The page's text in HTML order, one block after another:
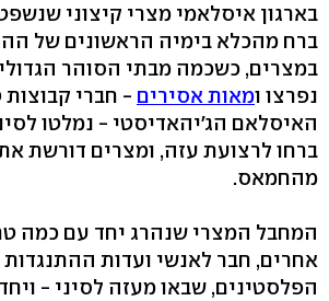
בארגון איסלאמי מצרי קיצוני
ברח מהכלא בימיה הראשונים של
במצרים, כשכמה מבתי הסוהר
נפרצו ומאות אסירים - חברי קבוצות
האיסלאם הג'יהאדיסטי - נמלטו
ברחו לרצועת עזה, ומצרים דורשת
מהחמאס.
המחבל המצרי שנהרג יחד עם כמה
אחרים, חבר לאנשי ועדות
הפלסטינים, שבאו מעזה לסיני -